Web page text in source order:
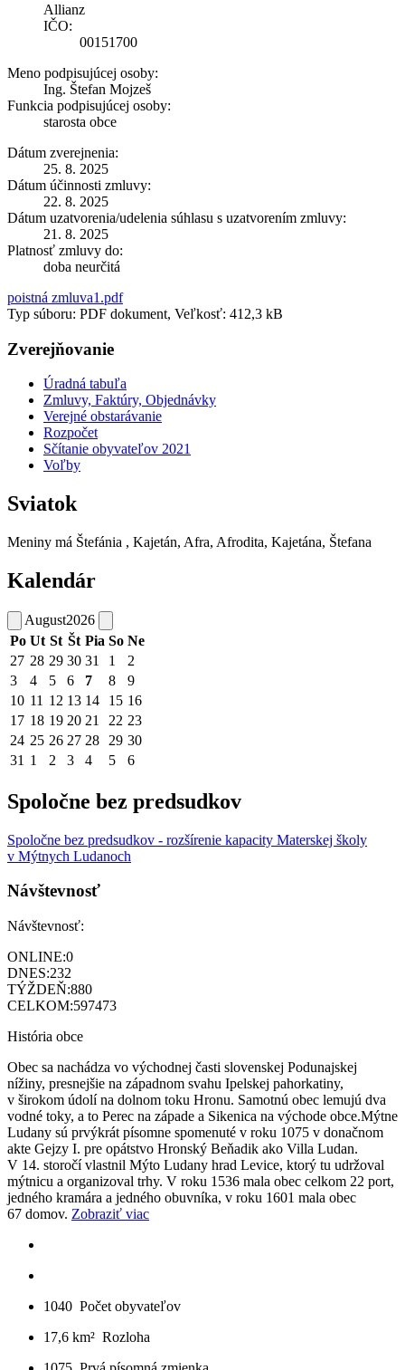
Allianz
IČO:
00151700
Meno podpisujúcej osoby:
Ing. Štefan Mojzeš
Funkcia podpisujúcej osoby:
starosta obce
Dátum zverejnenia:
25. 8. 2025
Dátum účinnosti zmluvy:
22. 8. 2025
Dátum uzatvorenia/udelenia súhlasu s uzatvorením zmluvy:
21. 8. 2025
Platnosť zmluvy do:
doba neurčitá
poistná zmluva1.pdf
Typ súboru: PDF dokument, Veľkosť: 412,3 kB
Zverejňovanie
Úradná tabuľa
Zmluvy, Faktúry, Objednávky
Verejné obstarávanie
Rozpočet
Sčítanie obyvateľov 2021
Voľby
Sviatok
Meniny má Štefánia , Kajetán, Afra, Afrodita, Kajetána, Štefana
Kalendár
August2026
Po Ut St Št Pia So Ne
27 28 29 30 31 1
2
3
4 5 6 7 8
9
10 11 12 13 14 15 16
17 18 19 20 21 22 23
24 25 26 27 28 29 30
31 1 2 3 4 5 6
Spoločne bez predsudkov
Spoločne bez predsudkov - rozšírenie kapacity Materskej školy
v Mýtnych Ludanoch
Návštevnosť
Návštevnosť:
ONLINE:0
DNES:232
TÝŽDEŇ:880
CELKOM:597473
História obce
Obec sa nachádza vo východnej časti slovenskej Podunajskej
nížiny, presnejšie na západnom svahu Ipelskej pahorkatiny,
v širokom údolí na dolnom toku Hronu. Samotnú obec lemujú dva
vodné toky, a to Perec na západe a Sikenica na východe obce.Mýtne
Ludany sú prvýkrát písomne spomenuté v roku 1075 v donačnom
akte Gejzy I. pre opátstvo Hronský Beňadik ako Villa Ludan.
V 14. storočí vlastnil Mýto Ludany hrad Levice, ktorý tu udržoval
mýtnicu a organizoval trhy. V roku 1536 mala obec celkom 22 port,
jedného kramára a jedného obuvníka, v roku 1601 mala obec
67 domov. Zobraziť viac
1040 Počet obyvateľov
17,6 km² Rozloha